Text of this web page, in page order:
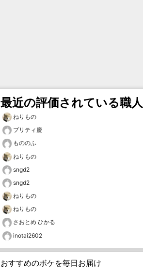
最近の評価されている職人
ねりもの
プリティ慶
もののふ
ねりもの
sngd2
sngd2
ねりもの
ねりもの
さおとめ ひかる
inotai2602
おすすめのボケを毎日お届け